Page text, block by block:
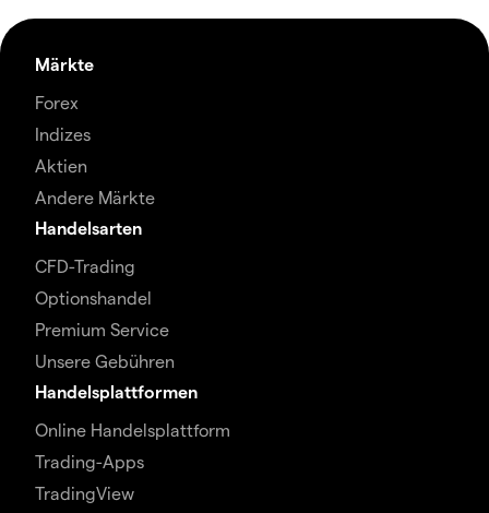
Märkte
Forex
Indizes
Aktien
Andere Märkte
Handelsarten
CFD-Trading
Optionshandel
Premium Service
Unsere Gebühren
Handelsplattformen
Online Handelsplattform
Trading-Apps
TradingView